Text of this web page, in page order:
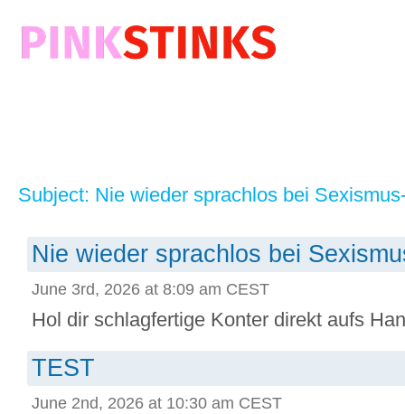
Subject: Nie wieder sprachlos bei
Nie wieder sprachlos bei
June 3rd, 2026 at 8:09 am CEST
Hol dir schlagfertige Konter direkt aufs
TEST
June 2nd, 2026 at 10:30 am CEST